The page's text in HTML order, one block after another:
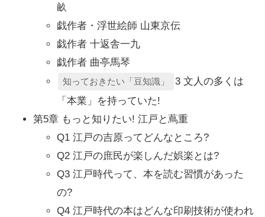
畝
戯作者・浮世絵師 山東京伝
戯作者 十返舎一九
戯作者 曲亭馬琴
知っておきたい「豆知識」
3 文人の多くは
「本業」を持っていた!
第5章 もっと知りたい! 江戸と蔦重
Q1 江戸の吉原ってどんなところ?
Q2 江戸の庶民が楽しんだ娯楽とは?
Q3 江戸時代って、本を読む習慣があった
の?
Q4 江戸時代の本はどんな印刷技術が使われ